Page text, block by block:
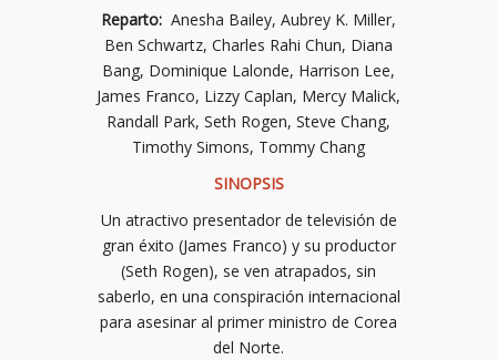
Reparto: Anesha Bailey, Aubrey K. Miller,
Ben Schwartz, Charles Rahi Chun, Diana
Bang, Dominique Lalonde, Harrison Lee,
James Franco, Lizzy Caplan, Mercy Malick,
Randall Park, Seth Rogen, Steve Chang,
Timothy Simons, Tommy Chang
SINOPSIS
Un atractivo presentador de televisión de
gran éxito (James Franco) y su productor
(Seth Rogen), se ven atrapados, sin
saberlo, en una conspiración internacional
para asesinar al primer ministro de Corea
del Norte.